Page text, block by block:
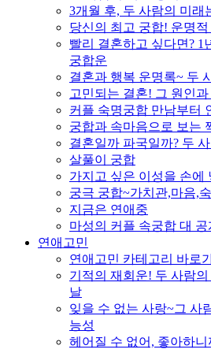
3개월 후, 두 사람의 미래
당신의 최고 궁합! 운명
빨리 결혼하고 싶다면? 1
궁합운
결혼과 행복 운명록~ 두
고민되는 결혼! 그 원인
커플 숙명궁합 만남부터
궁합과 속마음으로 보는
결혼일까 파국일까? 두
살풀이 궁합
가지고 싶은 이성을 손에
궁극 궁합~가치관,마음,
지금은 연애중
마성의 커플 속궁합 대 공
연애고민
연애고민 카테고리 바로
기적의 재회운! 두 사람
날
잊을 수 없는 사랑~그 사
능성
헤어질 수 없어, 좋아하